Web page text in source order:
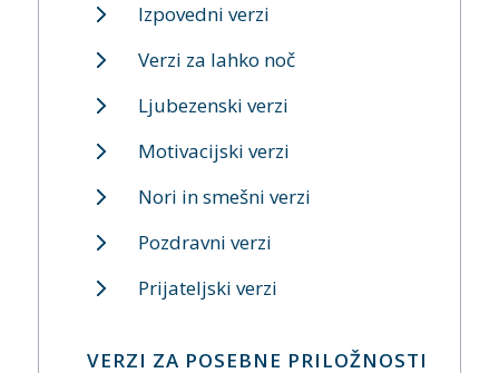
Izpovedni verzi
Verzi za lahko noč
Ljubezenski verzi
Motivacijski verzi
Nori in smešni verzi
Pozdravni verzi
Prijateljski verzi
VERZI ZA POSEBNE PRILOŽNOSTI